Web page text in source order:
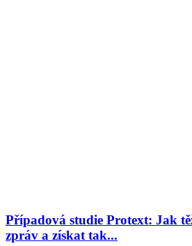
Případová studie Protext: Jak
zpráv a získat tak...